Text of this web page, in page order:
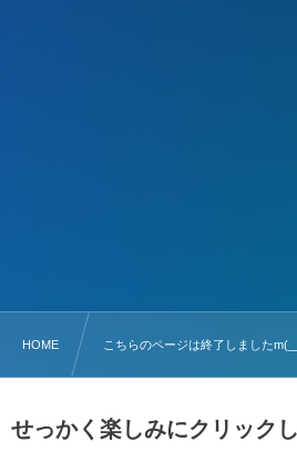
HOME こちらのページは終了しました
せっかく楽しみにクリック